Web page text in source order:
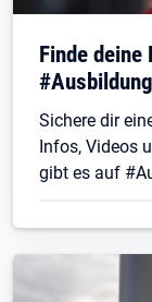
Finde deine
Sichere dir
Infos, Videos
gibt es auf